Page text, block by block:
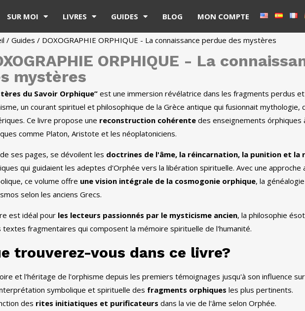
SUR MOI LIVRES GUIDES BLOG MON COMPTE
/Guides / DOXOGRAPHIE ORPHIQUE - La connaissance perdue des mystères
ORPHIQUE - La
mystères
du Savoir Orphique” est une immersion révélatrice dans les fragments perdus
un courant spirituel et philosophique de la Grèce antique qui fusionnait mythologie,
Ce livre propose une reconstruction cohérente des enseignements
comme Platon, Aristote et les néoplatoniciens.
ses pages, se dévoilent les doctrines de l'âme, la réincarnation, la punition et la
qui guidaient les adeptes d'Orphée vers la libération spirituelle. Avec une
ce volume offre une vision intégrale de la cosmogonie orphique, la
selon les anciens Grecs.
est idéal pour les lecteurs passionnés par le mysticisme ancien, la philosophie
textes fragmentaires qui composent la mémoire spirituelle de l'humanité.
trouverez-vous dans ce livre?
et l'héritage de l'orphisme depuis les premiers témoignages jusqu'à son influence
symbolique et spirituelle des fragments orphiques les plus pertinents.
des rites initiatiques et purificateurs dans la vie de l'âme selon Orphée.